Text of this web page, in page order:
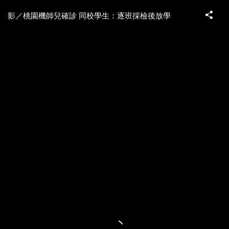
影／桃園機師兒確診 同校學生：逐班採檢後放學